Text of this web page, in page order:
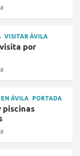
VISITAR ÁVILA
por
EN ÁVILA PORTADA
piscinas